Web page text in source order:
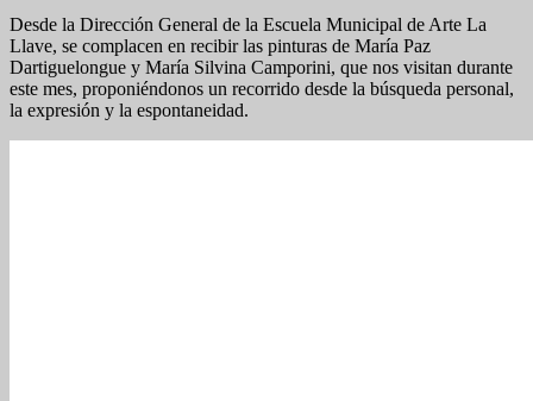
Desde la Dirección General de la Escuela Municipal de Arte La
Llave, se complacen en recibir las pinturas de María Paz
Dartiguelongue y María Silvina Camporini, que nos visitan durante
este mes, proponiéndonos un recorrido desde la búsqueda personal,
la expresión y la espontaneidad.